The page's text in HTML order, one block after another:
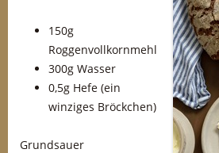
150g
Roggenvollkornmehl
300g Wasser
0,5g Hefe (ein
winziges Bröckchen)
Grundsauer